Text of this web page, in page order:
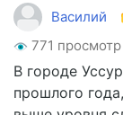
Василий
771 просмотр
В городе
прошлого